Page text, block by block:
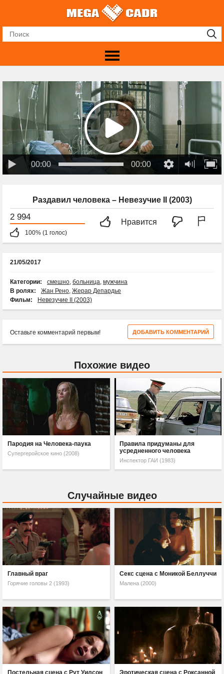
00:00 00:00
Раздавил человека – Невезучие II (2003)
2 994
100% (1 голос)
Нравится
21/05/2017
Категории: смешно, больница, мужчина
В ролях:
Жан Рено, Жерар Депардье
Фильм:
Невезучие II (2003)
ДОБАВИТЬ КОММЕНТАРИЙ
Оставьте комментарий первым!
Похожие видео
Пародия на Человека-паука
Супергеройское кино (2008)
Правила придуманы для
усредненного человека
Инспектор ГАИ (1983)
Случайные видео
Главный враг
Горячие головы 2 (1993)
Секс сцена с Моникой Беллуччи
Малена (2000)
Постельная сцена с Рут Уилсон Эротическая сцена с Роксанной